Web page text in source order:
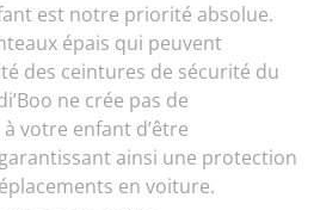
est notre priorité absolue.
épais qui peuvent
des ceintures de sécurité du
ne crée pas de
votre enfant d’être
ainsi une protection
en voiture.